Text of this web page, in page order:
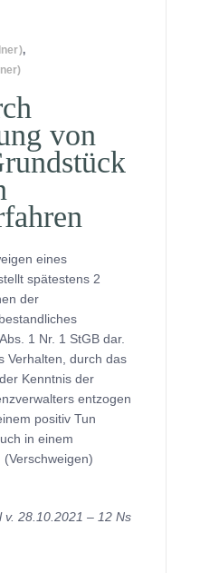
,
von
eines
spätestens 2
der
1 Nr. 1 StGB dar.
Verhalten, durch das
Kenntnis der
entzogen
positiv Tun
in einem
28.10.2021 – 12 Ns